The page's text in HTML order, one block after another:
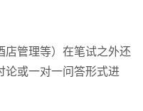
店管理等）在笔试之外还
论或一对一问答形式进